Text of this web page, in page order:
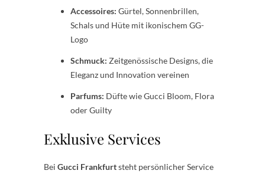
Accessoires: Gürtel, Sonnenbrillen,
Schals und Hüte mit ikonischem GG-
Logo
Schmuck: Zeitgenössische Designs, die
Eleganz und Innovation vereinen
Parfums: Düfte wie Gucci Bloom, Flora
oder Guilty
Exklusive Services
Bei Gucci Frankfurtsteht persönlicher Service